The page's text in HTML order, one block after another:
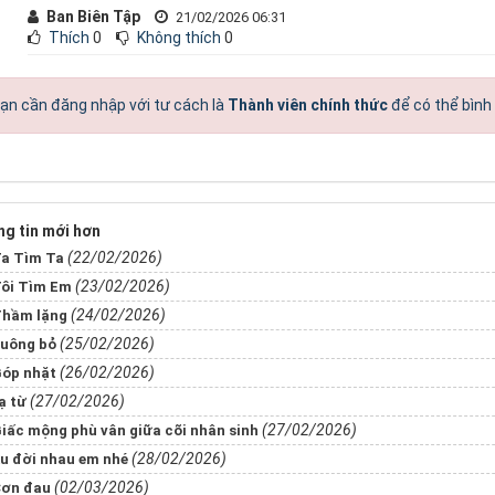
Ban Biên Tập 21/02/2026 06:31
Thích 0 Không thích 0
cần đăng nhập với tư cách là Thành viên chính thứcđể có thể bình
tin mới hơn
Tìm Ta (22/02/2026)
Tìm Em (23/02/2026)
lặng (24/02/2026)
bỏ(25/02/2026)
nhặt (26/02/2026)
từ (27/02/2026)
mộng phù vân giữa cõi nhân sinh (27/02/2026)
đời nhau em nhé (28/02/2026)
đau (02/03/2026)